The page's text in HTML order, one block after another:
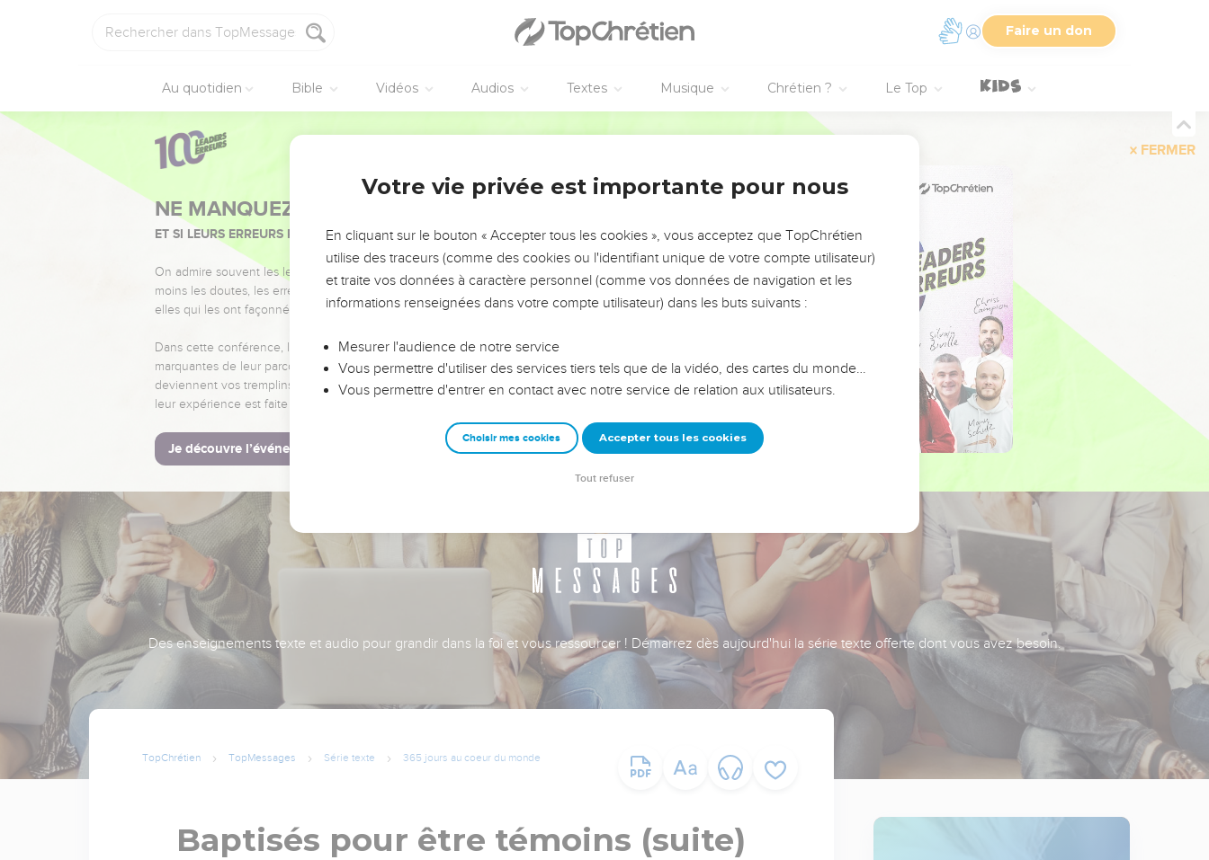
Faire un don
Au quotidien Bible Vidéos Audios Textes Musique Chrétien ? Le Top
FERMER
NE MANQUEZ PAS L’ÉVÉNEMENT DE L’ANNÉE !
ET SI LEURS ERREURS POUVAIENT VOUS ÉVITER LES VOTRES ?
On admire souvent les leaders pour leurs réussites, leur impact, leur foi ou leur vision. Mais on voit
moins les doutes, les erreurs et les saisons difficiles qu'ils ont traversés, alors même que ce sont
elles qui les ont façonnés.
Dans cette conférence, leaders, entrepreneurs, et responsables reviennent sur les erreurs
marquantes de leur parcours et les clés pour avancer avec plus de sagesse afin que leurs erreurs
deviennent vos tremplins. Que vous guidiez un ministère, une équipe, un groupe ou une famille,
leur expérience est faite pour vous.
Je découvre l’événement
Des enseignements texte et audio pour grandir dans la foi et vous ressourcer ! Démarrez dès aujourd'hui la série texte offerte dont vous avez besoin.
TopChrétien TopMessages Série texte 365 jours au coeur du monde
Baptisés pour être témoins (suite)
Votre vie privée est importante pour nous
En cliquant sur le bouton « Accepter tous les cookies », vous acceptez que TopChrétien
utilise des traceurs (comme des cookies ou l'identifiant unique de votre compte utilisateur)
et traite vos données à caractère personnel (comme vos données de navigation et les
informations renseignées dans votre compte utilisateur) dans les buts suivants :
Mesurer l'audience de notre service
Vous permettre d'utiliser des services tiers tels que de la vidéo, des cartes du monde…
Vous permettre d'entrer en contact avec notre service de relation aux utilisateurs.
Choisir mes cookies Accepter tous les cookies
Tout refuser